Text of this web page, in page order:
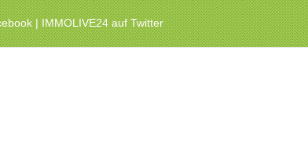
|IMMOLIVE24 auf Twitter